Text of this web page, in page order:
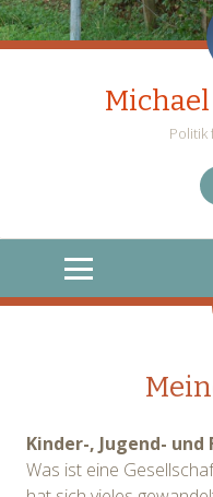
Michael
Politik
MENU
WIDGETS
SEARCH
Kinder-, Jugend-
Was ist eine